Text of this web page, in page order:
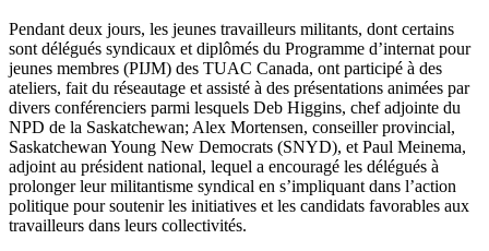
Pendant deux jours, les jeunes travailleurs militants, dont certains
sont délégués syndicaux et diplômés du Programme d’internat pour
jeunes membres (PIJM) des TUAC Canada, ont participé à des
ateliers, fait du réseautage et assisté à des présentations animées par
divers conférenciers parmi lesquels Deb Higgins, chef adjointe du
NPD de la Saskatchewan; Alex Mortensen, conseiller provincial,
Saskatchewan Young New Democrats (SNYD), et Paul Meinema,
adjoint au président national, lequel a encouragé les délégués à
prolonger leur militantisme syndical en s’impliquant dans l’action
politique pour soutenir les initiatives et les candidats favorables aux
travailleurs dans leurs collectivités.